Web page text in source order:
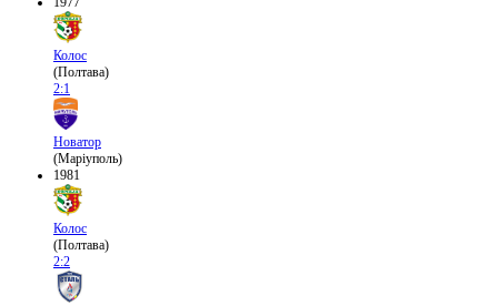
Колос
(Полтава)
2:1
Новатор
(Маріуполь)
1981
Колос
(Полтава)
2:2